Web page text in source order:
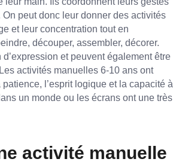
peut donc leur donner des activités
et leur concentration tout en
découper, assembler, décorer.
et peuvent également être
activités manuelles 6-10 ans ont
l’esprit logique et la capacité à
un monde ou les écrans ont une très
activité manuelle